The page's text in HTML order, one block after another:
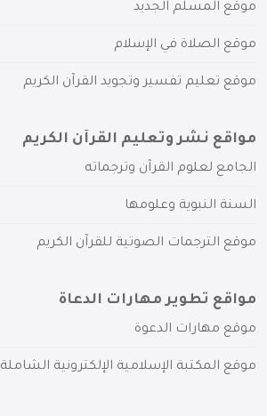
موقع المسلم الجديد
موقع الصلاة في الإسلام
موقع تعليم تفسير وتجويد القرآن الكريم
مواقع نشر وتعليم القرآن الكريم
الجامع لعلوم القرآن وترجماته
السنة النبوية وعلومها
موقع الترجمات الصوتية للقرآن الكريم
مواقع تطوير مهارات الدعاة
موقع مهارات الدعوة
موقع المكتبة الإسلامية الإلكترونية الشاملة